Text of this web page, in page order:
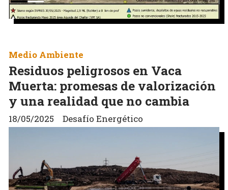
Residuos peligrosos en Vaca
Muerta: promesas de valorización
y una realidad que no cambia
Desafío Energético
Medio Ambiente
18/05/2025